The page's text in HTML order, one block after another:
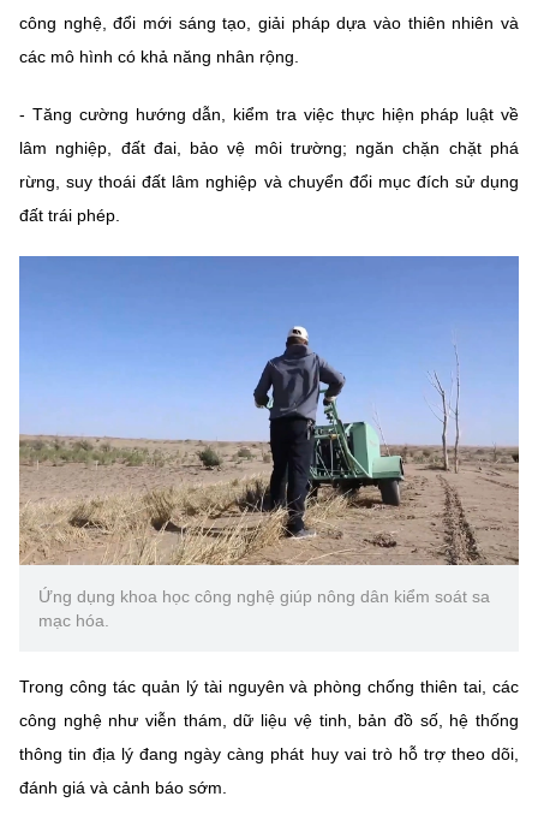
công nghệ, đổi mới sáng tạo, giải pháp dựa vào thiên nhiên và
các mô hình có khả năng nhân rộng.
- Tăng cường hướng dẫn, kiểm tra việc thực hiện pháp luật về
lâm nghiệp, đất đai, bảo vệ môi trường; ngăn chặn chặt phá
rừng, suy thoái đất lâm nghiệp và chuyển đổi mục đích sử dụng
đất trái phép.
Ứng dụng khoa học công nghệ giúp nông dân kiểm soát sa
mạc hóa.
Trong công tác quản lý tài nguyên và phòng chống thiên tai, các
công nghệ như viễn thám, dữ liệu vệ tinh, bản đồ số, hệ thống
thông tin địa lý đang ngày càng phát huy vai trò hỗ trợ theo dõi,
đánh giá và cảnh báo sớm.